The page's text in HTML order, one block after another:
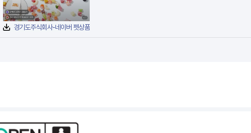
경기도주식회사-네이버 펫상품 기획전2.png